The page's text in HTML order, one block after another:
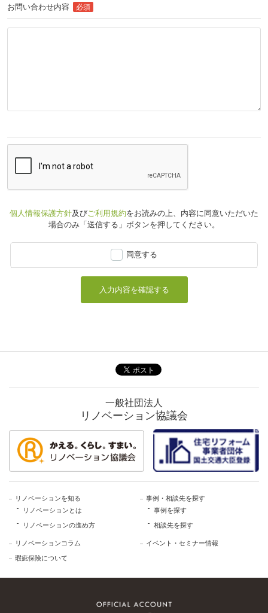
お問い合わせ内容 必須
個人情報保護方針及びご利用規約をお読みの上、 内容に同意いただいた
場合のみ「送信する」ボタンを押してください。
同意する
入力内容を確認する
一般社団法人
リノベーション協議会
リノベーションを知る
リノベーションとは
リノベーションの進め方
リノベーションコラム
瑕疵保険について
事例・相談先を探す
事例を探す
相談先を探す
イベント・セミナー情報